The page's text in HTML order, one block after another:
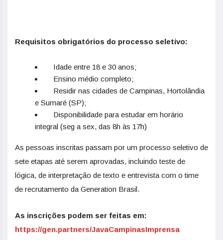
Requisitos obrigatórios do processo seletivo:
Idade entre 18 e 30 anos;
Ensino médio completo;
Residir nas cidades de Campinas, Hortolândia
e Sumaré (SP);
Disponibilidade para estudar em horário
integral (seg a sex, das 8h às 17h)
As pessoas inscritas passam por um processo seletivo de
sete etapas até serem aprovadas, incluindo teste de
lógica, de interpretação de texto e entrevista com o time
de recrutamento da Generation Brasil.
As inscrições podem ser feitas em:
https://gen.partners/JavaCampinasImprensa